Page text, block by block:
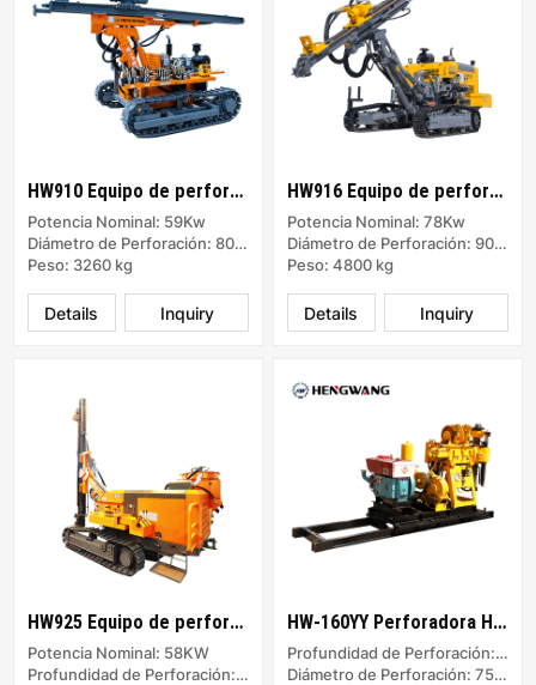
HW910 Equipo de perforación de superficie DTH separado
Potencia Nominal: 59Kw
Diámetro de Perforación: 80-105 mm
Peso: 3260 kg
Inquiry
Details
HW916 Equipo de perforación de superficie DTH separado
Potencia Nominal: 78Kw
Diámetro de Perforación: 90-100 mm
Peso: 4800 kg
Inquiry
Details
HW925 Equipo de perforación de superficie DTH separado
Potencia Nominal: 58KW
Profundidad de Perforación: 30m
HW-160YY Perforadora Hidráulica
Profundidad de Perforación: 160m
Diámetro de Perforación: 75-500mm